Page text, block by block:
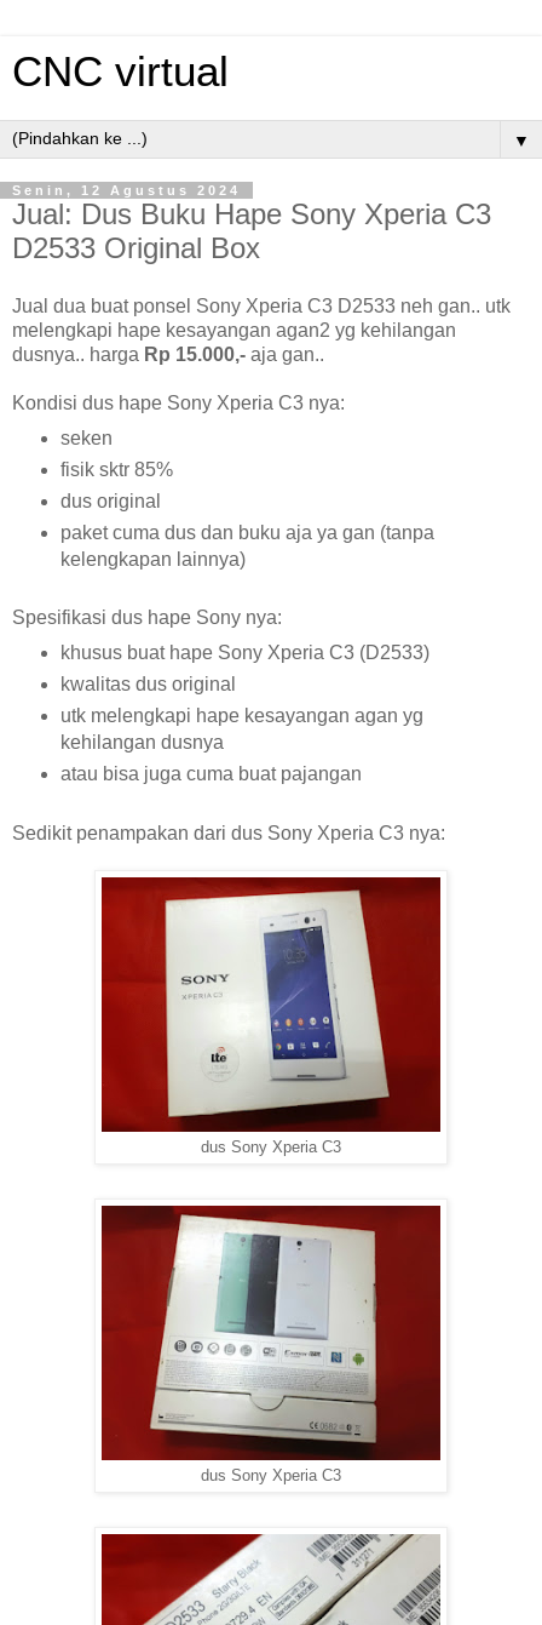
CNC virtual
▼
Senin, 12 Agustus 2024
Jual: Dus Buku Hape Sony Xperia C3
D2533 Original Box
Jual dua buat ponsel Sony Xperia C3 D2533 neh gan.. utk
melengkapi hape kesayangan agan2 yg kehilangan
dusnya.. harga Rp 15.000,- aja gan..
Kondisi dus hape Sony Xperia C3 nya:
seken
fisik sktr 85%
dus original
paket cuma dus dan buku aja ya gan (tanpa
kelengkapan lainnya)
Spesifikasi dus hape Sony nya:
khusus buat hape Sony Xperia C3 (D2533)
kwalitas dus original
utk melengkapi hape kesayangan agan yg
kehilangan dusnya
atau bisa juga cuma buat pajangan
Sedikit penampakan dari dus Sony Xperia C3 nya:
dus Sony Xperia C3
dus Sony Xperia C3